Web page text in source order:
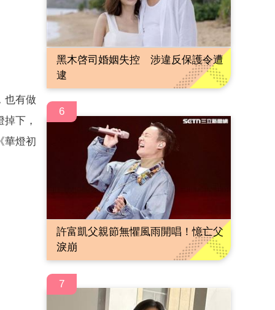
也有做
下，
華燈初
黑木啓司婚姻失控 涉違反保護令遭
逮
6
許富凱父親節無懼風雨開唱！憶亡父
淚崩
7